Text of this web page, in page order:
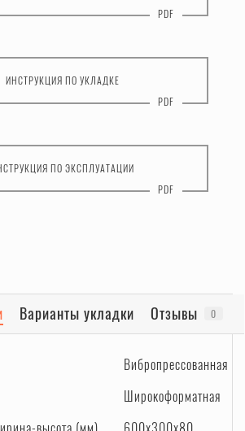
ИНСТРУКЦИЯ ПО УКЛАДКЕ
ПО ЭКСПЛУАТАЦИИ
Варианты укладки Отзывы 0
Вибропрессованная
Широкоформатная